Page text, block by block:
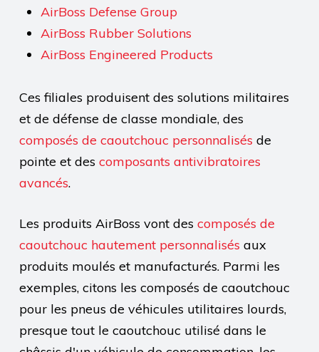
AirBoss Defense Group
AirBoss Rubber Solutions
AirBoss Engineered Products
Ces filiales produisent des solutions militaires
et de défense de classe mondiale, des
composés de caoutchouc personnalisés de
pointe et des composants antivibratoires
avancés.
Les produits AirBoss vont des composés de
caoutchouc hautement personnalisés aux
produits moulés et manufacturés. Parmi les
exemples, citons les composés de caoutchouc
pour les pneus de véhicules utilitaires lourds,
presque tout le caoutchouc utilisé dans le